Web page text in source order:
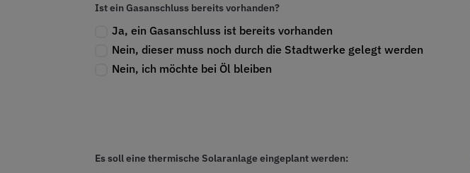
Ist ein Gasanschluss bereits vorhanden?
Ja, ein Gasanschluss ist bereits vorhanden
Nein, dieser muss noch durch die Stadtwerke gelegt werden
Nein, ich möchte bei Öl bleiben
Es soll eine thermische Solaranlage eingeplant werden: